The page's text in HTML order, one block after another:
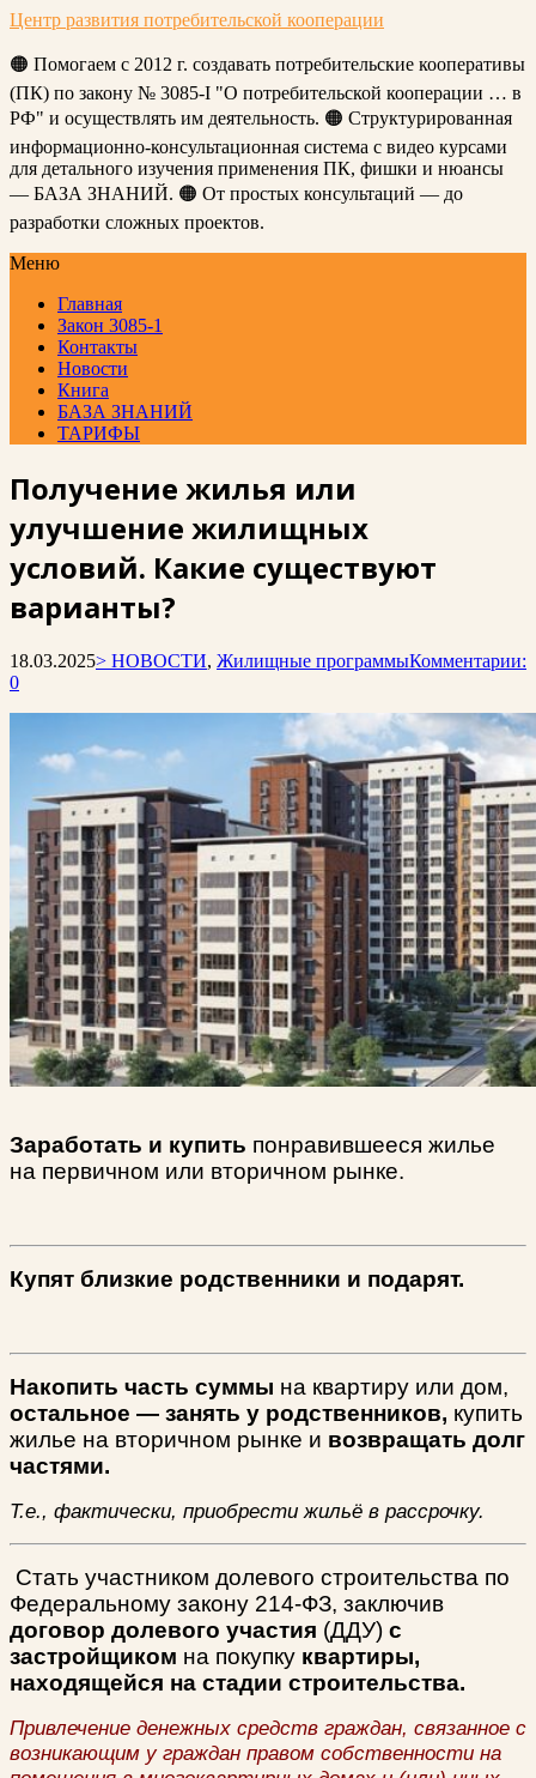
Центр развития потребительской кооперации
🟠 Помогаем с 2012 г. создавать потребительские кооперативы
(ПК) по закону № 3085-I "О потребительской кооперации … в
РФ" и осуществлять им деятельность. 🟠 Структурированная
информационно-консультационная система с видео курсами
для детального изучения применения ПК, фишки и нюансы
— БАЗА ЗНАНИЙ. 🟠 От простых консультаций — до
разработки сложных проектов.
Меню
Главная
Закон 3085-1
Контакты
Новости
Книга
БАЗА ЗНАНИЙ
ТАРИФЫ
Получение жилья или
улучшение жилищных
условий. Какие существуют
варианты?
18.03.2025> НОВОСТИ, Жилищные программыКомментарии:
0
Заработать и купить понравившееся жилье
на первичном или вторичном рынке.
Купят близкие родственники и подарят.
Накопить часть суммы на квартиру или дом,
остальное — занять у родственников, купить
жилье на вторичном рынке и возвращать долг
частями.
Т.е., фактически, приобрести жильё в рассрочку.
Стать участником долевого строительства по
Федеральному закону 214-ФЗ, заключив
договор долевого участия (ДДУ) с
застройщиком на покупку квартиры,
находящейся на стадии строительства.
Привлечение денежных средств граждан, связанное с
возникающим у граждан правом собственности на